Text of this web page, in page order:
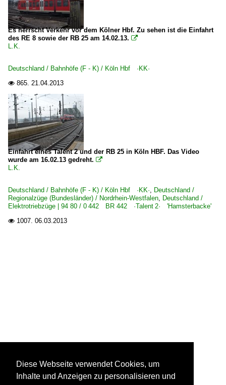
Es herrscht Verkehr vor dem Kölner Hbf. Zu sehen ist die Einfahrt
des RE 8 sowie der RB 25 am 14.02.13. 
L.K.
Deutschland / Bahnhöfe (F - K) / Köln Hbf ·KK·
 865. 21.04.2013
Einfahrt eines Talent 2 und der RB 25 in Köln HBF. Das Video
wurde am 16.02.13 gedreht. 
L.K.
Deutschland / Bahnhöfe (F - K) / Köln Hbf ·KK·, Deutschland /
Regionalzüge (Bundesländer) / Nordrhein-Westfalen, Deutschland /
Elektrotriebzüge | 94 80 / 0 442 BR 442 ·Talent 2· 'Hamsterbacke'
 1007. 06.03.2013
Diese Webseite verwendet Cookies, um
Inhalte und Anzeigen zu personalisieren und